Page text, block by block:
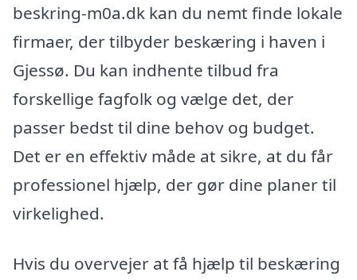
beskring-m0a.dk kan du nemt finde lokale
firmaer, der tilbyder beskæring i haven i
Gjessø. Du kan indhente tilbud fra
forskellige fagfolk og vælge det, der
passer bedst til dine behov og budget.
Det er en effektiv måde at sikre, at du får
professionel hjælp, der gør dine planer til
virkelighed.
Hvis du overvejer at få hjælp til beskæring